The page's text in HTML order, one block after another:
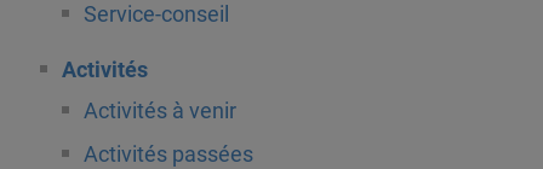
Service-conseil
Activités
Activités à venir
Activités passées